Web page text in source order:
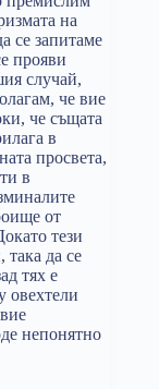
на
се запитаме
прояви
случай,
че вие
че същата
в
просвета,
в
от
тези
така да се
тях е
овехтели
непонятно